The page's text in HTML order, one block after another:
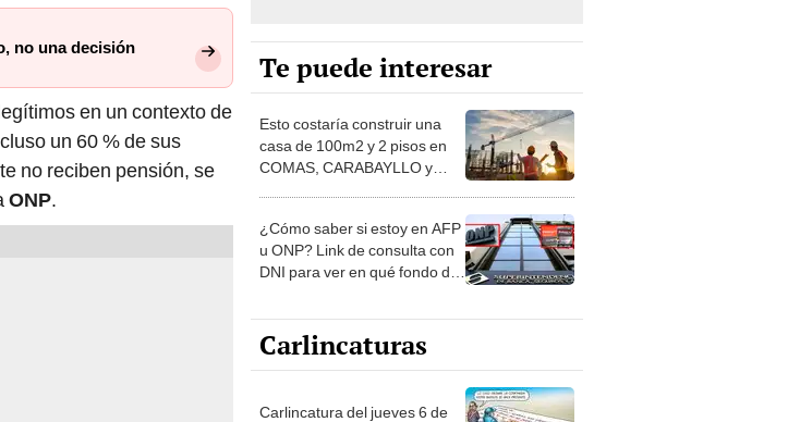
no una decisión
en un contexto de
un 60 % de sus
no reciben pensión, se
ONP.
Te puede interesar
Esto costaría construir una
casa de 100m2 y 2 pisos en
COMAS, CARABAYLLO y
¿Cómo saber si estoy en AFP
u ONP? Link de consulta con
DNI para ver en qué fondo de
Carlincaturas
Carlincatura del jueves 6 de